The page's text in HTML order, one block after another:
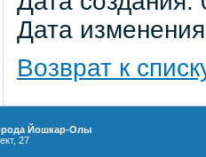
Дата
Возврат к
Йошкар-Олы
27